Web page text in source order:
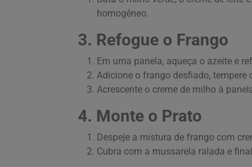
homogêneo.
3. Refogue o Frango
Em uma panela, aqueça o azeite e
Adicione o frango desfiado, tempere
Acrescente o creme de milho à
4. Monte o Prato
Despeje a mistura de frango com
Cubra com a mussarela ralada e